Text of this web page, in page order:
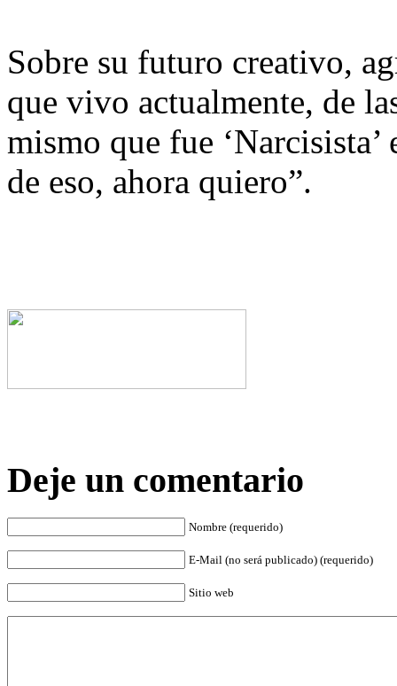
Sobre su futuro creativo,
que vivo actualmente, de
mismo que fue
de eso, ahora quiero”.
Deje un comentario
Nombre (requerido)
E-Mail (no será publicado) (requerido)
Sitio web